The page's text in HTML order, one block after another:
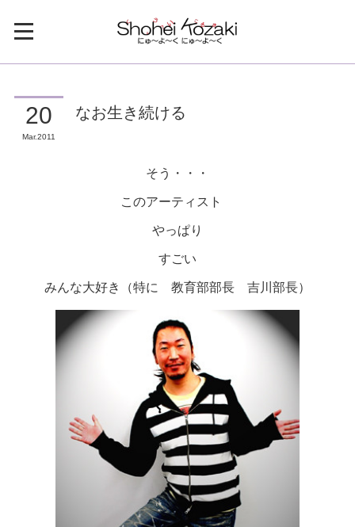
20
Mar 2011
なお生き続ける
そう・・・
このアーティスト
やっぱり
すごい
みんな大好き（特に 教育部部長 吉川部長）